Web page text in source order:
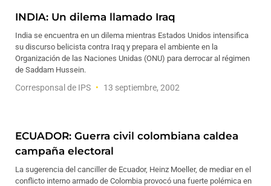
INDIA: Un dilema llamado Iraq
India se encuentra en un dilema mientras Estados Unidos intensifica
su discurso belicista contra Iraq y prepara el ambiente en la
Organización de las Naciones Unidas (ONU) para derrocar al régimen
de Saddam Hussein.
Corresponsal de IPS 13 septiembre, 2002
ECUADOR: Guerra civil colombiana caldea
campaña electoral
La sugerencia del canciller de Ecuador, Heinz Moeller, de mediar en el
conflicto interno armado de Colombia provocó una fuerte polémica en